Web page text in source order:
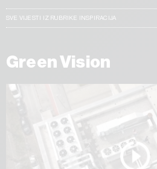
SVE VIJESTI IZ RUBRIKE INSPIRACIJA
Green Vision